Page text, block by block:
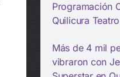
Programación
Quilicura
Más de 4 mil
vibraron con